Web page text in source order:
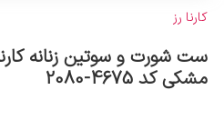
کارنا رز
ست شورت و سوتین زنانه
مشکی کد 4675-2080